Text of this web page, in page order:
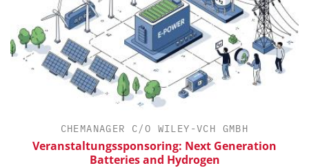
CHEMANAGER C/O WILEY-VCH GMBH
Veranstaltungssponsoring: Next Generation
Batteries and Hydrogen